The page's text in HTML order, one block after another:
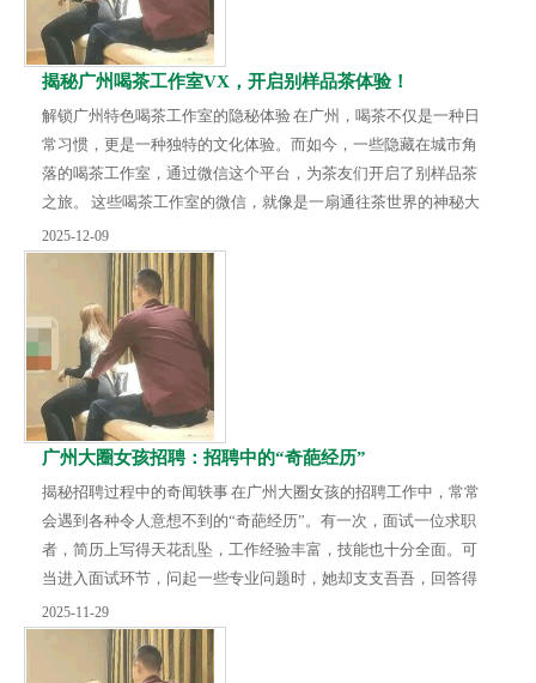
揭秘广州喝茶工作室VX，开启别样品茶体验！
解锁广州特色喝茶工作室的隐秘体验 在广州，喝茶不仅是一种日
常习惯，更是一种独特的文化体验。而如今，一些隐藏在城市角
落的喝茶工作室，通过微信这个平台，为茶友们开启了别样品茶
之旅。 这些喝茶工作室的微信，就像是一扇通往茶世界的神秘大
门。它们会定期分享各类茶叶知识，从茶叶的产地、采摘季节，
到不同的制作工艺，让你对茶有更深入的了解。比如有一家工作
室，在微信上介绍了云南普洱茶的制作过程，从鲜叶的萎凋、杀
青，到后期的发酵、压制，让许多原本对普洱茶一知半解的茶
友，瞬间打开了新世界的大门。 除了知识分享，工作...
2025-12-09
广州大圈女孩招聘：招聘中的“奇葩经历”
揭秘招聘过程中的奇闻轶事 在广州大圈女孩的招聘工作中，常常
会遇到各种令人意想不到的“奇葩经历”。有一次，面试一位求职
者，简历上写得天花乱坠，工作经验丰富，技能也十分全面。可
当进入面试环节，问起一些专业问题时，她却支支吾吾，回答得
驴唇不对马嘴。原来简历是经过过度包装的，实际能力与简历描
述相差甚远。 还有一位求职者，来面试时打扮得十分夸张，浓妆
艳抹，穿着奇装异服。面试过程中，她注意力也不集中，频繁地
2025-11-29